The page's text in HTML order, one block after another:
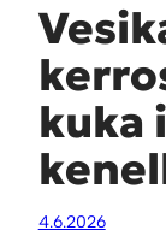
kuka
4.6.2026